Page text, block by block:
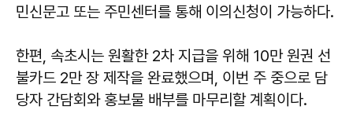
민신문고 또는 주민센터를 통해 이의신청이 가능하다.
한편, 속초시는 원활한 2차 지급을 위해 10만 원권 선
불카드 2만 장 제작을 완료했으며, 이번 주 중으로 담
당자 간담회와 홍보물 배부를 마무리할 계획이다.